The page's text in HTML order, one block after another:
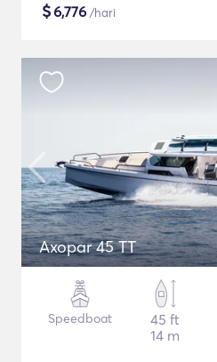
$6,776 /hari
Axopar 45 TT
Speedboat
45 ft
14 m